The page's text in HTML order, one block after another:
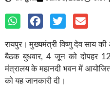
रायपुर। मुख्यमंत्री विष्णु देव साय की
बैठक बुधवार, 4 जून को दोपहर
मंत्रालय के महानदी भवन में
को यह जानकारी दी।